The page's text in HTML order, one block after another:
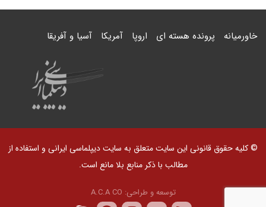
خاورمیانه پرونده هسته ای اروپا آمریکا آسیا و آفریقا
© کلیه حقوق قانونی این سایت متعلق به سایت دیپلماسی ایرانی و استفاده از
مطالب با ذکر منابع بلا مانع است.
توسعه و طراحی: A.C.A CO